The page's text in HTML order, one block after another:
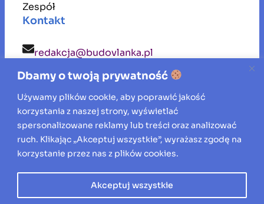
Dbamy o twoją prywatność
Używamy plików cookie, aby poprawić jakość
korzystania z naszej strony, wyświetlać
spersonalizowane reklamy lub treści oraz analizować
ruch. Klikając „Akceptuj wszystkie”, wyrażasz zgodę na
korzystanie przez nas z plików cookies.
Akceptuj wszystkie
Zespół
Kontakt
redakcja@budovlanka.pl
Inspiracje, porady i aktualności ze świata
budownictwa, remontów oraz aranżacji
wnętrz.
Wszelkie prawa zastrzeżone © 2026